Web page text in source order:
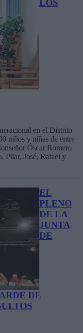
LOS
en el Distrito
niños y niñas de entre
Óscar Romero
Pilar, José, Rafael y
EL
PLENO
DE LA
JUNTA
DE
DE